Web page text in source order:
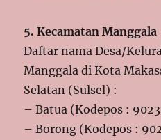
5. Kecamatan Manggala
Daftar nama Desa/
Manggala di Kota
Selatan (Sulsel) :
– Batua (Kodepos :
– Borong (Kodepos :